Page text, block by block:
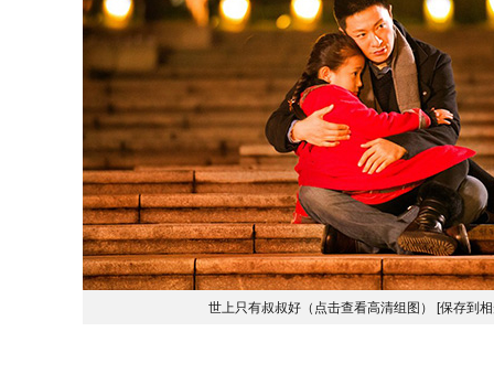
世上只有叔叔好（点击查看高清组图） [保存到